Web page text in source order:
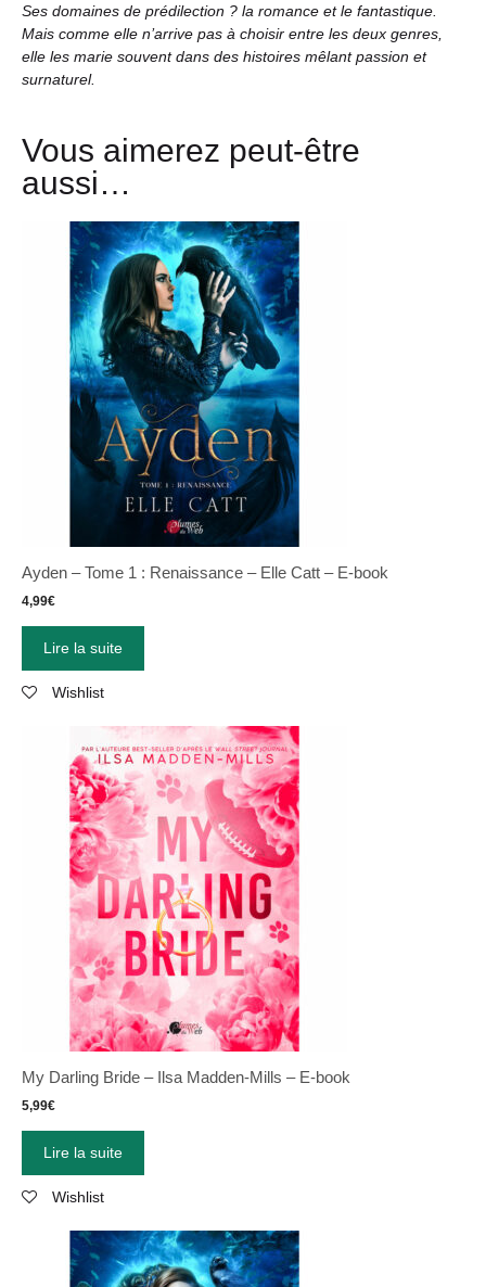
Ses domaines de prédilection ? la romance et le fantastique.
Mais comme elle n’arrive pas à choisir entre les deux genres,
elle les marie souvent dans des histoires mêlant passion et
surnaturel.
Vous aimerez peut-être
aussi…
Ayden – Tome 1 : Renaissance – Elle Catt – E-book
4,99€
Lire la suite
Wishlist
My Darling Bride – Ilsa Madden-Mills – E-book
5,99€
Lire la suite
Wishlist